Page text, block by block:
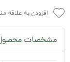
افزودن به علاقه
مشخصات